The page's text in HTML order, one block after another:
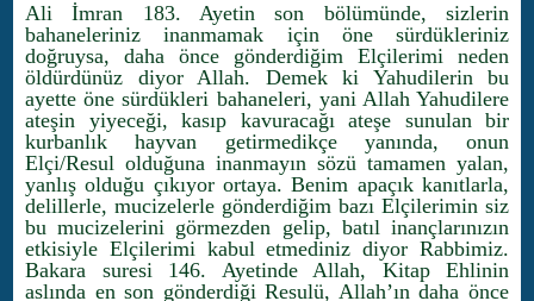
Ali İmran 183. Ayetin son bölümünde, sizlerin
bahaneleriniz inanmamak için öne sürdükleriniz
doğruysa, daha önce gönderdiğim Elçilerimi neden
öldürdünüz diyor Allah. Demek ki Yahudilerin bu
ayette öne sürdükleri bahaneleri, yani Allah Yahudilere
ateşin yiyeceği, kasıp kavuracağı ateşe sunulan bir
kurbanlık hayvan getirmedikçe yanında, onun
Elçi/Resul olduğuna inanmayın sözü tamamen yalan,
yanlış olduğu çıkıyor ortaya. Benim apaçık kanıtlarla,
delillerle, mucizelerle gönderdiğim bazı Elçilerimin siz
bu mucizelerini görmezden gelip, batıl inançlarınızın
etkisiyle Elçilerimi kabul etmediniz diyor Rabbimiz.
Bakara suresi 146. Ayetinde Allah, Kitap Ehlinin
aslında en son gönderdiği Resulü, Allah’ın daha önce